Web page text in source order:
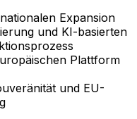
Expansion
und KI-basierten
Plattform
und EU-